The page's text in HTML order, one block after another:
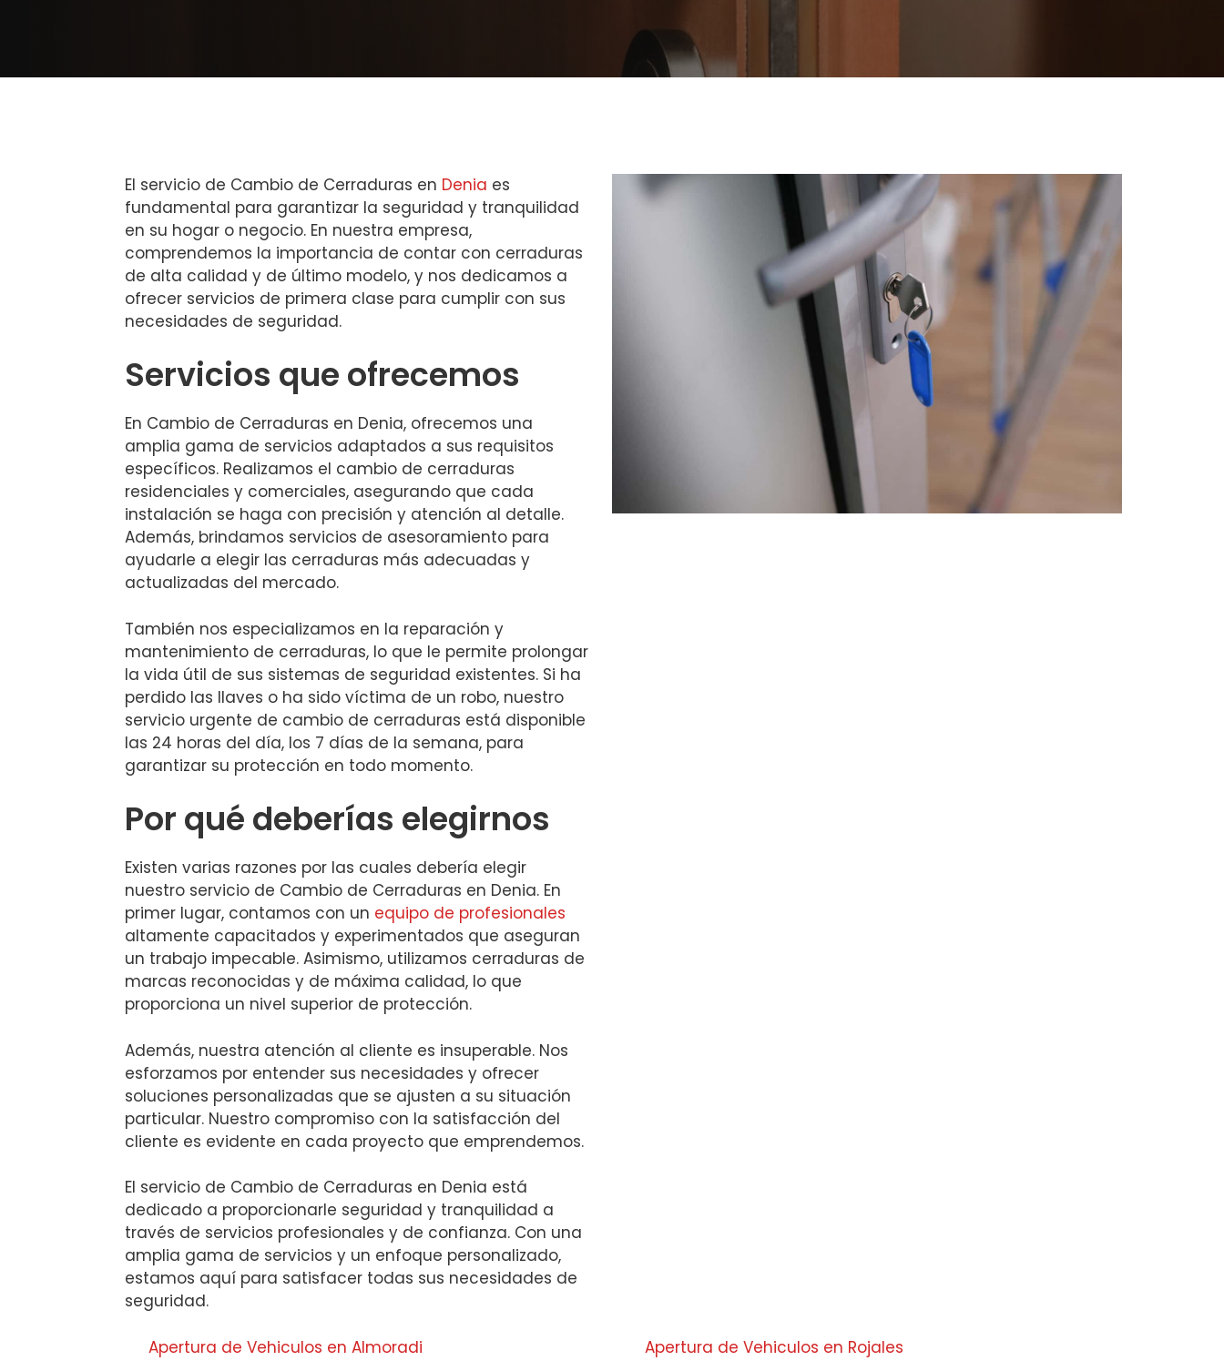
El servicio de Cambio de Cerraduras en Denia es
fundamental para garantizar la seguridad y tranquilidad
en su hogar o negocio. En nuestra empresa,
comprendemos la importancia de contar con cerraduras
de alta calidad y de último modelo, y nos dedicamos a
ofrecer servicios de primera clase para cumplir con sus
necesidades de seguridad.
Servicios que ofrecemos
En Cambio de Cerraduras en Denia, ofrecemos una
amplia gama de servicios adaptados a sus requisitos
específicos. Realizamos el cambio de cerraduras
residenciales y comerciales, asegurando que cada
instalación se haga con precisión y atención al detalle.
Además, brindamos servicios de asesoramiento para
ayudarle a elegir las cerraduras más adecuadas y
actualizadas del mercado.
También nos especializamos en la reparación y
mantenimiento de cerraduras, lo que le permite prolongar
la vida útil de sus sistemas de seguridad existentes. Si ha
perdido las llaves o ha sido víctima de un robo, nuestro
servicio urgente de cambio de cerraduras está disponible
las 24 horas del día, los 7 días de la semana, para
garantizar su protección en todo momento.
Por qué deberías elegirnos
Existen varias razones por las cuales debería elegir
nuestro servicio de Cambio de Cerraduras en Denia. En
primer lugar, contamos con un equipo de profesionales
altamente capacitados y experimentados que aseguran
un trabajo impecable. Asimismo, utilizamos cerraduras de
marcas reconocidas y de máxima calidad, lo que
proporciona un nivel superior de protección.
Además, nuestra atención al cliente es insuperable. Nos
esforzamos por entender sus necesidades y ofrecer
soluciones personalizadas que se ajusten a su situación
particular. Nuestro compromiso con la satisfacción del
cliente es evidente en cada proyecto que emprendemos.
El servicio de Cambio de Cerraduras en Denia está
dedicado a proporcionarle seguridad y tranquilidad a
través de servicios profesionales y de confianza. Con una
amplia gama de servicios y un enfoque personalizado,
estamos aquí para satisfacer todas sus necesidades de
seguridad.
Apertura de Vehiculos en Almoradi Apertura de Vehiculos en Rojales